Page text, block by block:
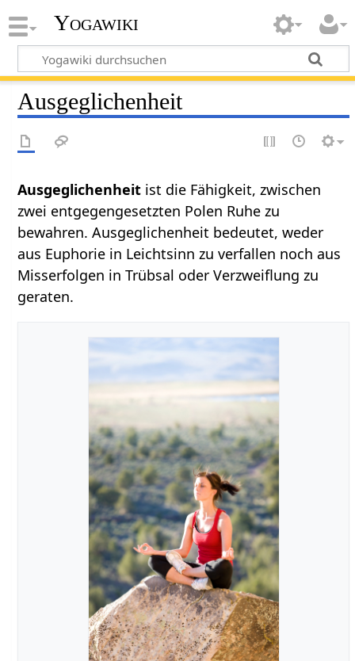
Yogawiki
Ausgeglichenheit
Ausgeglichenheit ist die Fähigkeit, zwischen
zwei entgegengesetzten Polen Ruhe zu
bewahren. Ausgeglichenheit bedeutet, weder
aus Euphorie in Leichtsinn zu verfallen noch aus
Misserfolgen in Trübsal oder Verzweiflung zu
geraten.